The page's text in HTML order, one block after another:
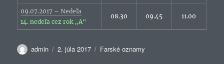
09.07.2017 – Nedeľa
14. nedeľa cez rok „A“
08.30 09.45 11.00
Autor
admin Publikované
2. júla 2017 Kategórie
Farské oznamy